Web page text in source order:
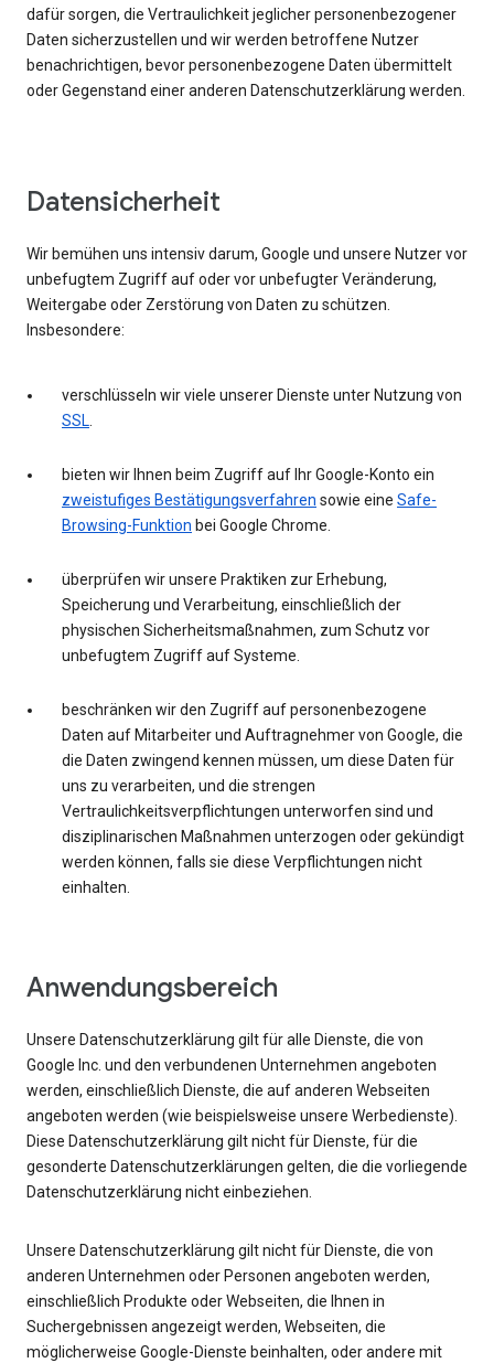
dafür sorgen, die Vertraulichkeit jeglicher personenbezogener
Daten sicherzustellen und wir werden betroffene Nutzer
benachrichtigen, bevor personenbezogene Daten übermittelt
oder Gegenstand einer anderen Datenschutzerklärung werden.
Datensicherheit
Wir bemühen uns intensiv darum, Google und unsere Nutzer vor
unbefugtem Zugriff auf oder vor unbefugter Veränderung,
Weitergabe oder Zerstörung von Daten zu schützen.
Insbesondere:
verschlüsseln wir viele unserer Dienste unter Nutzung von
SSL.
bieten wir Ihnen beim Zugriff auf Ihr Google-Konto ein
zweistufiges Bestätigungsverfahren sowie eine Safe-
Browsing-Funktion bei Google Chrome.
überprüfen wir unsere Praktiken zur Erhebung,
Speicherung und Verarbeitung, einschließlich der
physischen Sicherheitsmaßnahmen, zum Schutz vor
unbefugtem Zugriff auf Systeme.
beschränken wir den Zugriff auf personenbezogene
Daten auf Mitarbeiter und Auftragnehmer von Google, die
die Daten zwingend kennen müssen, um diese Daten für
uns zu verarbeiten, und die strengen
Vertraulichkeitsverpflichtungen unterworfen sind und
disziplinarischen Maßnahmen unterzogen oder gekündigt
werden können, falls sie diese Verpflichtungen nicht
einhalten.
Anwendungsbereich
Unsere Datenschutzerklärung gilt für alle Dienste, die von
Google Inc. und den verbundenen Unternehmen angeboten
werden, einschließlich Dienste, die auf anderen Webseiten
angeboten werden (wie beispielsweise unsere Werbedienste).
Diese Datenschutzerklärung gilt nicht für Dienste, für die
gesonderte Datenschutzerklärungen gelten, die die vorliegende
Datenschutzerklärung nicht einbeziehen.
Unsere Datenschutzerklärung gilt nicht für Dienste, die von
anderen Unternehmen oder Personen angeboten werden,
einschließlich Produkte oder Webseiten, die Ihnen in
Suchergebnissen angezeigt werden, Webseiten, die
möglicherweise Google-Dienste beinhalten, oder andere mit